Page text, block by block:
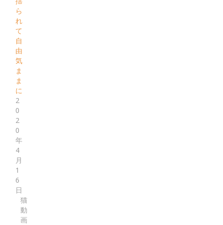
ら
れ
て
自
由
気
ま
ま
に
2
0
2
0
年
4
月
1
6
日
猫
動
画